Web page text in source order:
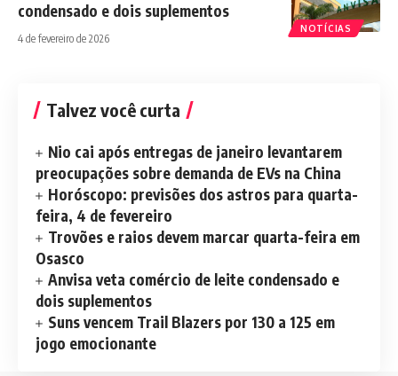
NOTÍCIAS
condensado e dois suplementos
4 de fevereiro de 2026
Talvez você curta
Nio cai após entregas de janeiro levantarem
preocupações sobre demanda de EVs na China
Horóscopo: previsões dos astros para quarta-
feira, 4 de fevereiro
Trovões e raios devem marcar quarta-feira em
Osasco
Anvisa veta comércio de leite condensado e
dois suplementos
Suns vencem Trail Blazers por 130 a 125 em
jogo emocionante